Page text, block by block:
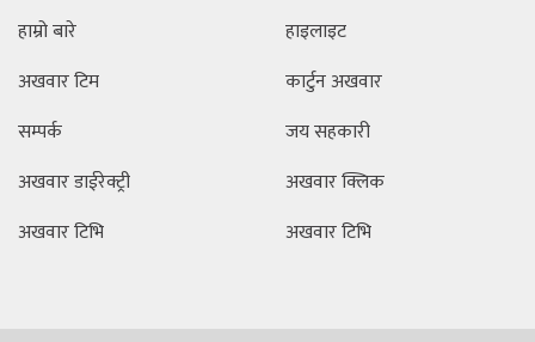
हाम्रो बारे
अखवार टिम
सम्पर्क
अखवार डाईरेक्ट्री
अखवार टिभि
हाइलाइट
कार्टुन अखवार
जय सहकारी
अखवार क्लिक
अखवार टिभि